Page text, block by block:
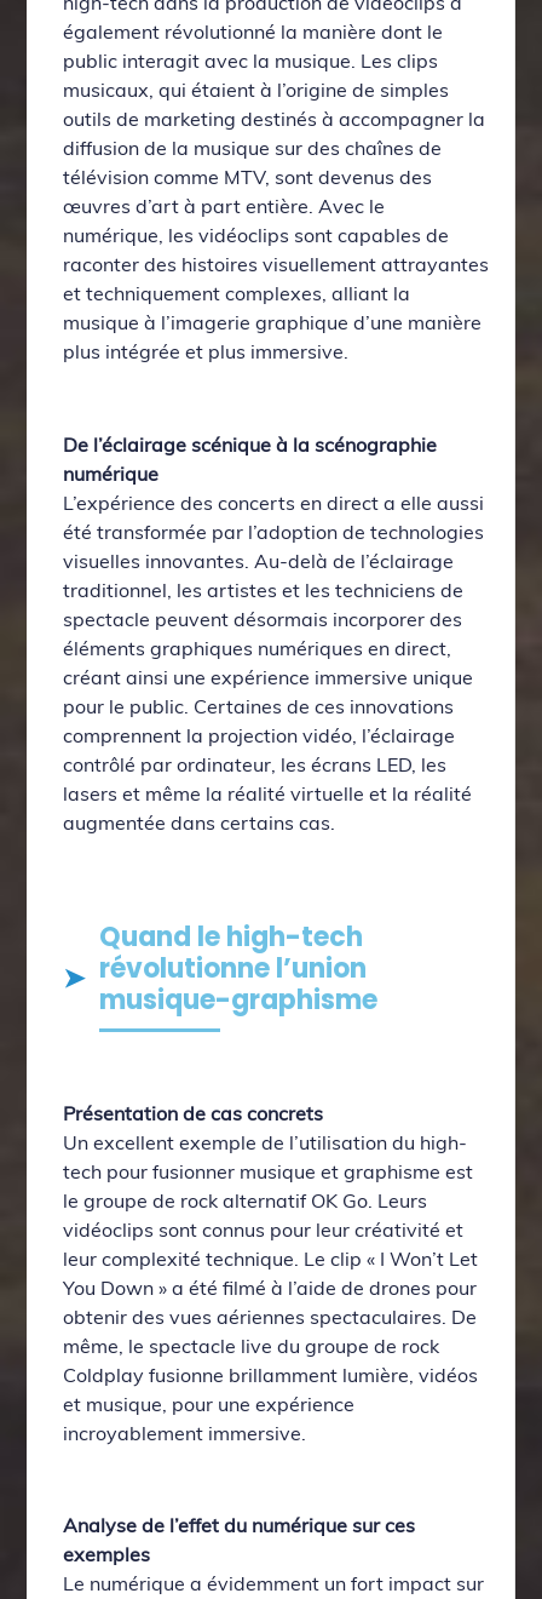
également révolutionné la manière dont le
public interagit avec la musique. Les clips
musicaux, qui étaient à l’origine de simples
outils de marketing destinés à accompagner la
diffusion de la musique sur des chaînes de
télévision comme MTV, sont devenus des
œuvres d’art à part entière. Avec le
numérique, les vidéoclips sont capables de
raconter des histoires visuellement attrayantes
et techniquement complexes, alliant la
musique à l’imagerie graphique d’une manière
plus intégrée et plus immersive.
De l’éclairage scénique à la scénographie
numérique
L’expérience des concerts en direct a elle aussi
été transformée par l’adoption de technologies
visuelles innovantes. Au-delà de l’éclairage
traditionnel, les artistes et les techniciens de
spectacle peuvent désormais incorporer des
éléments graphiques numériques en direct,
créant ainsi une expérience immersive unique
pour le public. Certaines de ces innovations
comprennent la projection vidéo, l’éclairage
contrôlé par ordinateur, les écrans LED, les
lasers et même la réalité virtuelle et la réalité
augmentée dans certains cas.
Quand le high-tech
révolutionne l’union
musique-graphisme
Présentation de cas concrets
Un excellent exemple de l’utilisation du high-
tech pour fusionner musique et graphisme est
le groupe de rock alternatif OK Go. Leurs
vidéoclips sont connus pour leur créativité et
leur complexité technique. Le clip « I Won’t Let
You Down » a été filmé à l’aide de drones pour
obtenir des vues aériennes spectaculaires. De
même, le spectacle live du groupe de rock
Coldplay fusionne brillamment lumière, vidéos
et musique, pour une expérience
incroyablement immersive.
Analyse de l’effet du numérique sur ces
exemples
Le numérique a évidemment un fort impact sur